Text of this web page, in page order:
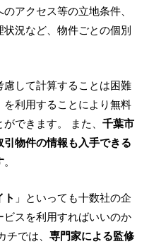
アクセス等の立地条件、
況など、物件ごとの個別
して計算することは困難
を利用することにより無料
できます。 また、 千葉市
物件の情報も入手できる
。
」といっても十数社の企
スを利用すればいいのか
では、 専門家による監修